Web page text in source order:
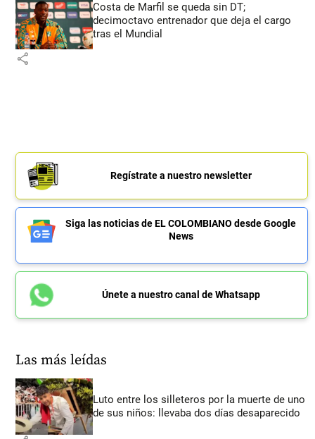
Costa de Marfil se queda sin DT;
decimoctavo entrenador que deja el cargo
tras el Mundial
share
Regístrate a nuestro newsletter
Siga las noticias de EL COLOMBIANO desde Google
News
Únete a nuestro canal de Whatsapp
Las más leídas
Luto entre los silleteros por la muerte de uno
de sus niños: llevaba dos días desaparecido